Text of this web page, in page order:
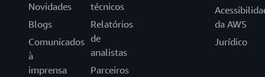
Novidades
Blogs
Comunicados
à
imprensa
técnicos
Relatórios
de
analistas
Parceiros
da AWS
Jurídico